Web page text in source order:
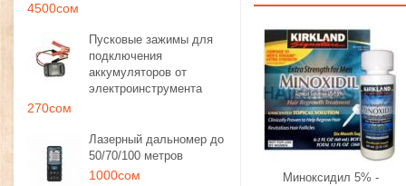
4500сом
Пусковые зажимы для
подключения
аккумуляторов от
электроинструмента
270сом
Лазерный дальномер до
50/70/100 метров
1000сом
Миноксидил 5% -